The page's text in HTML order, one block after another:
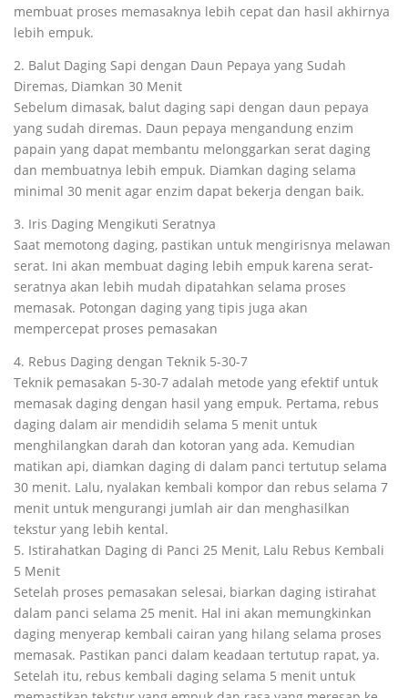
membuat proses memasaknya lebih cepat dan hasil akhirnya
lebih empuk.
2. Balut Daging Sapi dengan Daun Pepaya yang Sudah
Diremas, Diamkan 30 Menit
Sebelum dimasak, balut daging sapi dengan daun pepaya
yang sudah diremas. Daun pepaya mengandung enzim
papain yang dapat membantu melonggarkan serat daging
dan membuatnya lebih empuk. Diamkan daging selama
minimal 30 menit agar enzim dapat bekerja dengan baik.
3. Iris Daging Mengikuti Seratnya
Saat memotong daging, pastikan untuk mengirisnya melawan
serat. Ini akan membuat daging lebih empuk karena serat-
seratnya akan lebih mudah dipatahkan selama proses
memasak. Potongan daging yang tipis juga akan
mempercepat proses pemasakan
4. Rebus Daging dengan Teknik 5-30-7
Teknik pemasakan 5-30-7 adalah metode yang efektif untuk
memasak daging dengan hasil yang empuk. Pertama, rebus
daging dalam air mendidih selama 5 menit untuk
menghilangkan darah dan kotoran yang ada. Kemudian
matikan api, diamkan daging di dalam panci tertutup selama
30 menit. Lalu, nyalakan kembali kompor dan rebus selama 7
menit untuk mengurangi jumlah air dan menghasilkan
tekstur yang lebih kental.
5. Istirahatkan Daging di Panci 25 Menit, Lalu Rebus Kembali
5 Menit
Setelah proses pemasakan selesai, biarkan daging istirahat
dalam panci selama 25 menit. Hal ini akan memungkinkan
daging menyerap kembali cairan yang hilang selama proses
memasak. Pastikan panci dalam keadaan tertutup rapat, ya.
Setelah itu, rebus kembali daging selama 5 menit untuk